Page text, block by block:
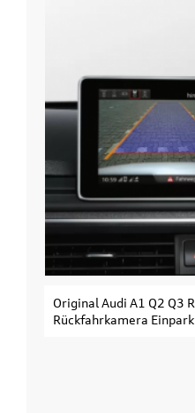
Original Audi A1 Q2 Q3
Rückfahrkamera